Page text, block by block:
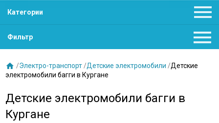
Категории 
Фильтр 
 /Электро-транспорт /Детские электромобили /Детские
электромобили багги в Кургане
Детские электромобили багги в
Кургане